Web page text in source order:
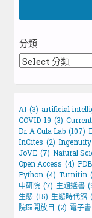
分類
AI (3) artificial
COVID-19 (3)
Dr. A Cula Lab (107)
InCites (2)
JoVE (7) Natural
Open Access (4) PDB
Python (4) Turnitin
中研院 (7) 主題選書
生態 (15) 生態時代館
院區開放日 (2) 電子書